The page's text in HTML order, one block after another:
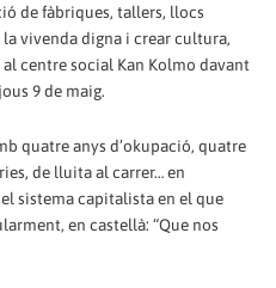
de fàbriques, tallers, llocs
vivenda digna i crear cultura,
centre social Kan Kolmo davant
9 de maig.
quatre anys d’okupació, quatre
de lluita al carrer… en
sistema capitalista en el que
en castellà: “Que nos